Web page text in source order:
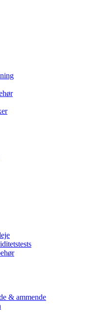
& ammende